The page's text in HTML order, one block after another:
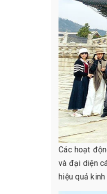
Các hoạt
và đại diện
hiệu quả kinh